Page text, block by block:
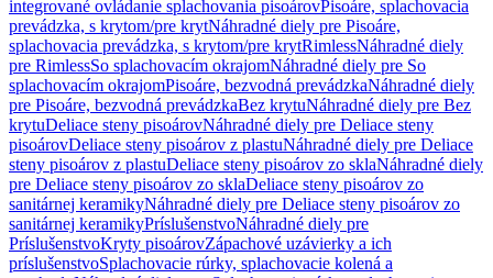
integrované ovládanie splachovania pisoárovPisoáre, splachovacia
prevádzka, s krytom/pre krytNáhradné diely pre Pisoáre,
splachovacia prevádzka, s krytom/pre krytRimlessNáhradné diely
pre RimlessSo splachovacím okrajomNáhradné diely pre So
splachovacím okrajomPisoáre, bezvodná prevádzkaNáhradné diely
pre Pisoáre, bezvodná prevádzkaBez krytuNáhradné diely pre Bez
krytuDeliace steny pisoárovNáhradné diely pre Deliace steny
pisoárovDeliace steny pisoárov z plastuNáhradné diely pre Deliace
steny pisoárov z plastuDeliace steny pisoárov zo sklaNáhradné diely
pre Deliace steny pisoárov zo sklaDeliace steny pisoárov zo
sanitárnej keramikyNáhradné diely pre Deliace steny pisoárov zo
sanitárnej keramikyPríslušenstvoNáhradné diely pre
PríslušenstvoKryty pisoárovZápachové uzávierky a ich
príslušenstvoSplachovacie rúrky, splachovacie kolená a